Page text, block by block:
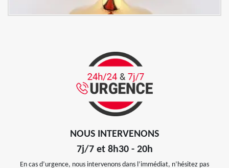
NOUS INTERVENONS
7j/7 et 8h30 - 20h
En cas d’urgence, nous intervenons dans l’immédiat, n’hésitez pas